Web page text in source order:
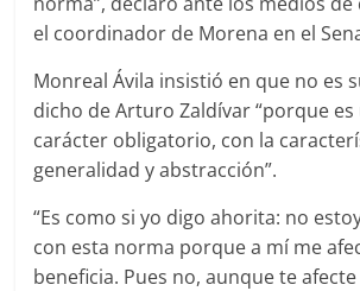
el coordinador de Morena en el
Monreal Ávila insistió en que no es
dicho de Arturo Zaldívar “porque
carácter obligatorio, con la
generalidad y abstracción”.
“Es como si yo digo ahorita: no
con esta norma porque a mí me
beneficia. Pues no, aunque te